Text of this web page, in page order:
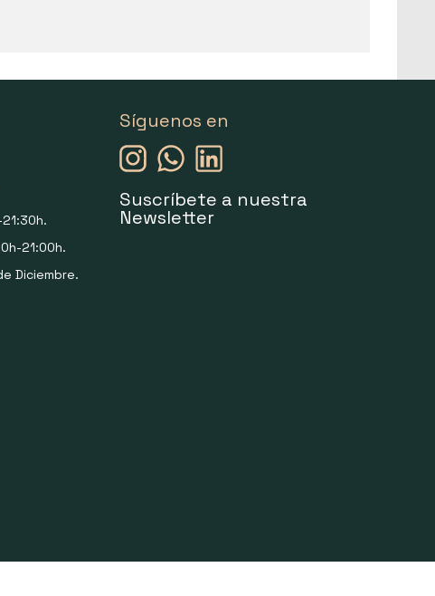
21:00h.
Diciembre.
Síguenos en
Suscríbete a nuestra
Newsletter